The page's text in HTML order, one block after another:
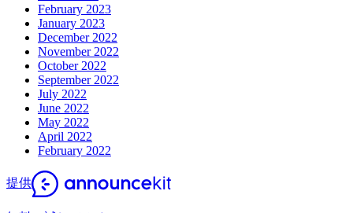
February 2023
January 2023
December 2022
November 2022
October 2022
September 2022
July 2022
June 2022
May 2022
April 2022
February 2022
提供